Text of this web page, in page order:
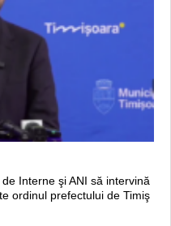
Interne şi ANI să intervină
ordinul prefectului de Timiş